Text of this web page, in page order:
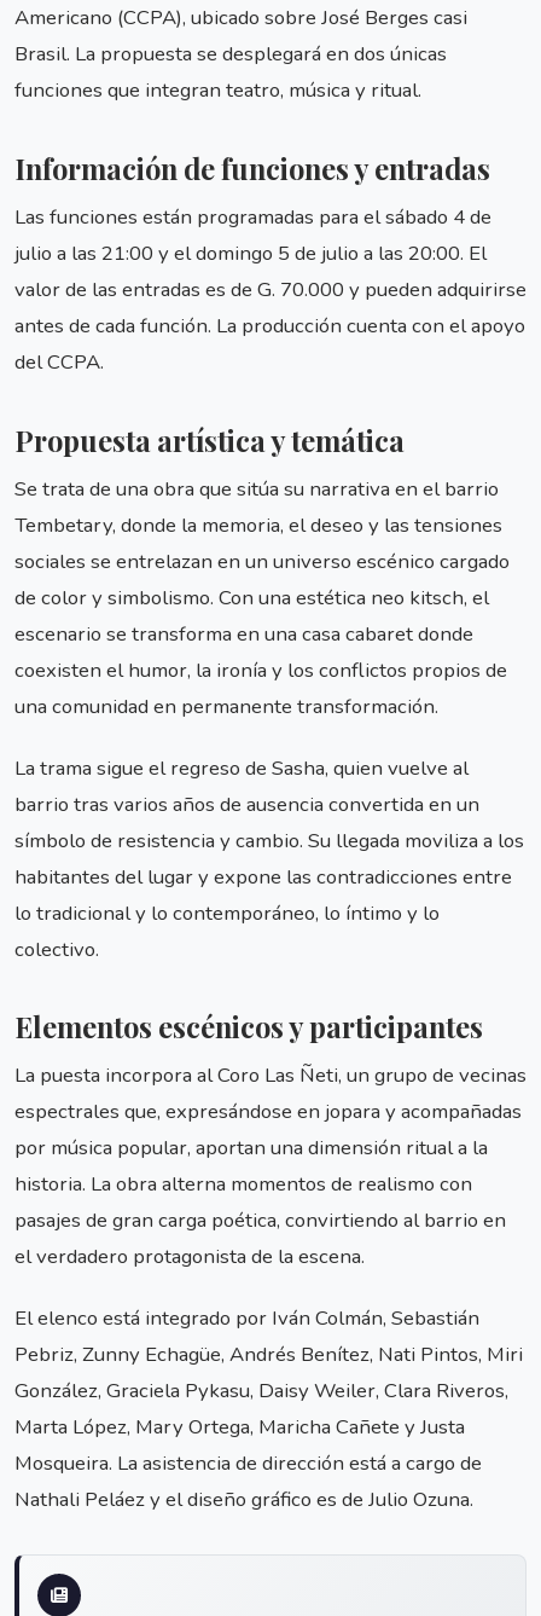
Americano (CCPA), ubicado sobre José Berges casi
Brasil. La propuesta se desplegará en dos únicas
funciones que integran teatro, música y ritual.
Información de funciones y entradas
Las funciones están programadas para el sábado 4 de
julio a las 21:00 y el domingo 5 de julio a las 20:00. El
valor de las entradas es de G. 70.000 y pueden adquirirse
antes de cada función. La producción cuenta con el apoyo
del CCPA.
Propuesta artística y temática
Se trata de una obra que sitúa su narrativa en el barrio
Tembetary, donde la memoria, el deseo y las tensiones
sociales se entrelazan en un universo escénico cargado
de color y simbolismo. Con una estética neo kitsch, el
escenario se transforma en una casa cabaret donde
coexisten el humor, la ironía y los conflictos propios de
una comunidad en permanente transformación.
La trama sigue el regreso de Sasha, quien vuelve al
barrio tras varios años de ausencia convertida en un
símbolo de resistencia y cambio. Su llegada moviliza a los
habitantes del lugar y expone las contradicciones entre
lo tradicional y lo contemporáneo, lo íntimo y lo
colectivo.
Elementos escénicos y participantes
La puesta incorpora al Coro Las Ñeti, un grupo de vecinas
espectrales que, expresándose en jopara y acompañadas
por música popular, aportan una dimensión ritual a la
historia. La obra alterna momentos de realismo con
pasajes de gran carga poética, convirtiendo al barrio en
el verdadero protagonista de la escena.
El elenco está integrado por Iván Colmán, Sebastián
Pebriz, Zunny Echagüe, Andrés Benítez, Nati Pintos, Miri
González, Graciela Pykasu, Daisy Weiler, Clara Riveros,
Marta López, Mary Ortega, Maricha Cañete y Justa
Mosqueira. La asistencia de dirección está a cargo de
Nathali Peláez y el diseño gráfico es de Julio Ozuna.